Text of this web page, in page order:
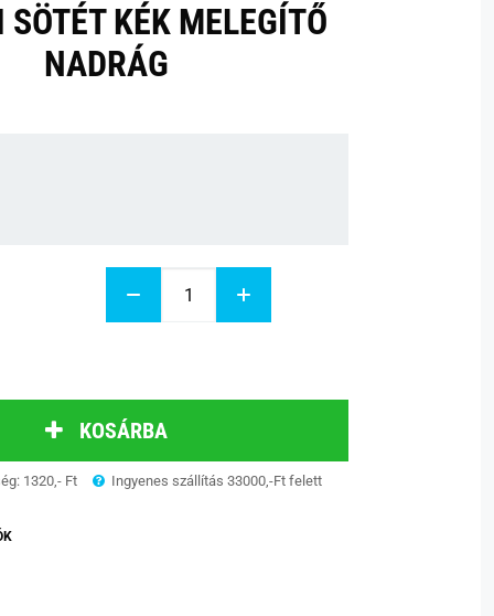
SÖTÉT KÉK MELEGÍTŐ
NADRÁG
KOSÁRBA
1320,- Ft Ingyenes szállítás 33000,-Ft felett